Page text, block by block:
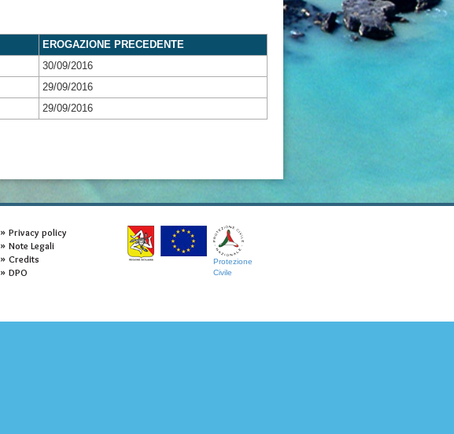
EROGAZIONE PRECEDENTE
30/09/2016
29/09/2016
29/09/2016
Privacy policy
Note Legali
Credits
DPO
Protezione
Civile